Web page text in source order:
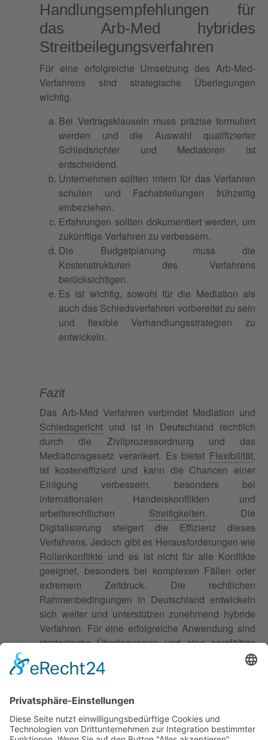
Handlungsempfehlungen für
das Arb-Med hybrides
Streitbeilegungsverfahren
Für eine erfolgreiche Umsetzung des Arb-Med-
Verfahrens sind strategische Überlegungen
wichtig.
Bei Vertragsklauseln muss präzise formuliert
werden und die Auswahl qualifizierter
Schiedsrichter und Mediatoren ist
entscheidend.
Unternehmen sollten intern für das Verfahren
schulen und Fachabteilungen frühzeitig
einbeziehen.
Erfahrungen sollten dokumentiert werden, um
zukünftige Verfahren zu verbessern.
Die Budgetplanung muss die
Kostenstrukturen des Verfahrens
berücksichtigen.
Es ist wichtig, sowohl für die Mediation als
auch das Schiedsverfahren vorbereitet zu sein
und flexible Verhandlungsstrategien zu
entwickeln.
Fazit
Das Arb-Med Verfahren verbindet Mediation und
Schiedsgericht und ist in Deutschland rechtlich
durch die Zivilprozessordnung und das
Mediationsgesetz verankert. Es bietet Flexibilität,
ist kosteneffizient und kann die Chancen einer
Einigung verbessern, besonders bei
internationalen Handelskonflikten und
arbeitsrechtlichen Streitigkeiten. Die
Digitalisierung steigert die Effizienz dieses
Verfahrens. Jedoch gibt es Herausforderungen wie
Rollenkonflikte und es ist nicht für alle Konflikte
geeignet, besonders bei komplexen Fällen oder
extremem Zeitdruck. Die rechtlichen
Rahmenbedingungen in Deutschland entwickeln
sich weiter und unterstützen zunehmend hybride
Verfahren. Für eine erfolgreiche Anwendung sind
strategische Überlegungen und eine sorgfältige
Planung erforderlich. Statistiken zeigen, dass 73%
der wirtschaftlichen Streitfälle über 100.000 Euro
die Bedeutung von Arb-Med in der Praxis
hervorhebt und Unternehmen zur
Auseinandersetzungmit diesen